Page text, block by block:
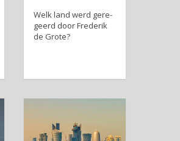
Welk land werd ge­re­
geerd door Frederik
de Grote?